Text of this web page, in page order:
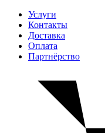
Услуги
Контакты
Доставка
Оплата
Партнёрство